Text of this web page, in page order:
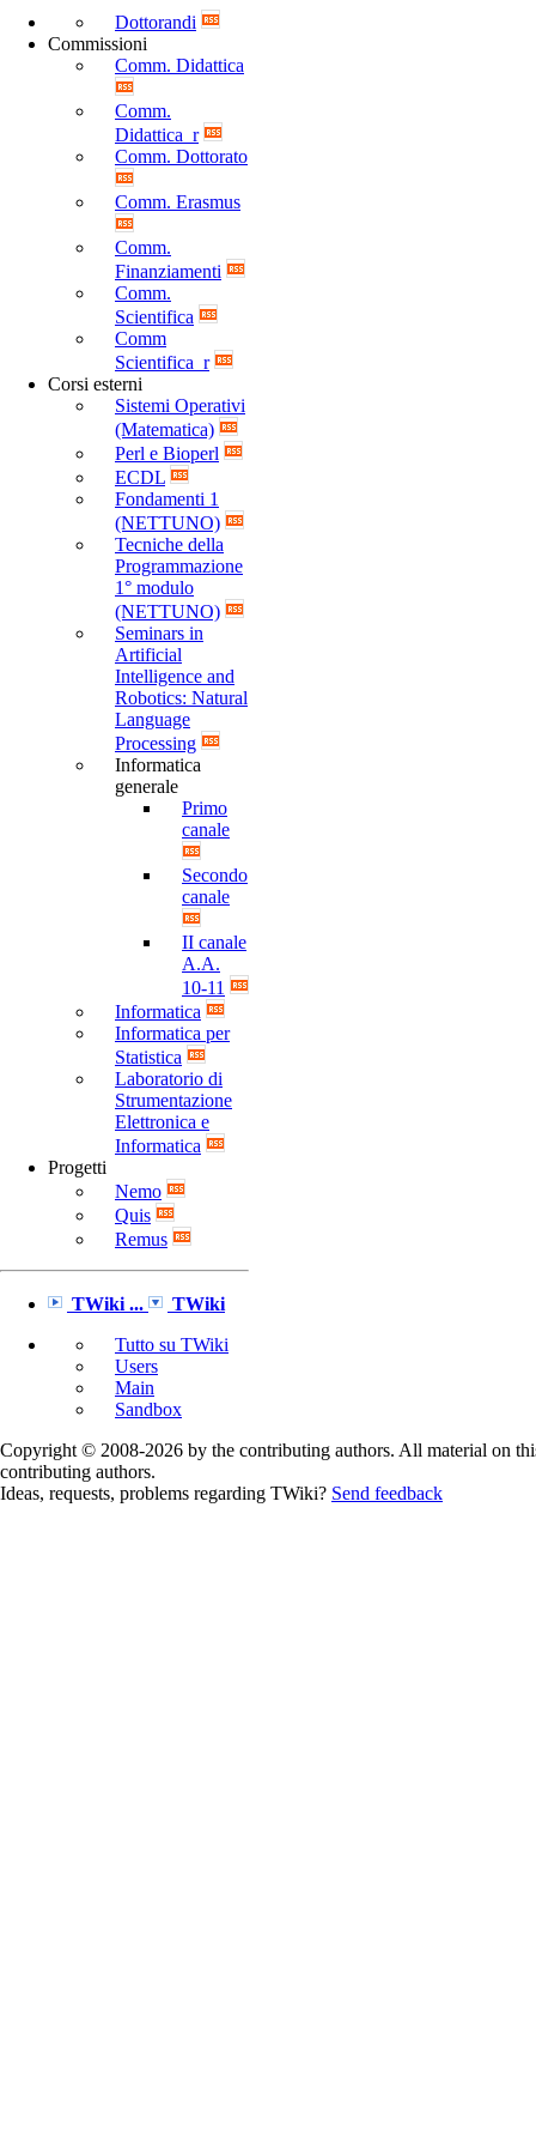
Dottorandi
Commissioni
Comm. Didattica
Comm.
Didattica_r
Comm. Dottorato
Comm. Erasmus
Comm.
Finanziamenti
Comm.
Scientifica
Comm
Scientifica_r
Corsi esterni
Sistemi Operativi
(Matematica)
Perl e Bioperl
ECDL
Fondamenti 1
(NETTUNO)
Tecniche della
Programmazione
1° modulo
(NETTUNO)
Seminars in
Artificial
Intelligence and
Robotics: Natural
Language
Processing
Informatica
generale
Primo
canale
Secondo
canale
II canale
A.A.
10-11
Informatica
Informatica per
Statistica
Laboratorio di
Strumentazione
Elettronica e
Informatica
Progetti
Nemo
Quis
Remus
TWiki ...
TWiki
Tutto su TWiki
Users
Main
Sandbox
Copyright © 2008-2026 by the contributing authors. All material on
contributing authors.
Ideas, requests, problems regarding TWiki? Send feedback